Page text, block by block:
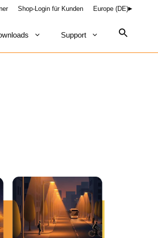
Shop-Login für Kunden Europe (DE)
Support